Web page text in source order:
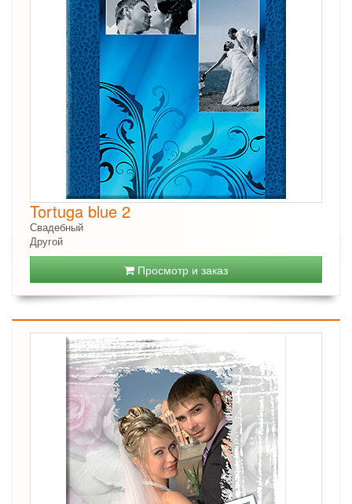
Tortuga blue 2
Свадебный
Другой
Просмотр и заказ